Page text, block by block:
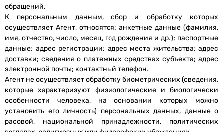
обращений.
К персональным данным, сбор и обработку которых
осуществляет Агент, относятся: анкетные данные (фамилия,
имя, отчество, число, месяц, год рождения и др.); паспортные
данные; адрес регистрации; адрес места жительства; адрес
доставки; сведения о платежных средствах субъекта; адрес
электронной почты; контактный телефон.
Агент не осуществляет обработку биометрических (сведения,
которые характеризуют физиологические и биологически
особенности человека, на основании которых можно
установить его личность) персональных данных, данные о
расовой, национальной принадлежности, политических